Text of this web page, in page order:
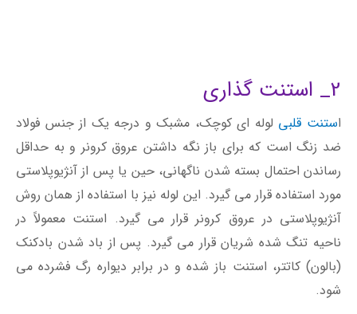
2_ استنت گذاری
استنت قلبی لوله ای کوچک، مشبک و درجه یک از جنس فولاد
ضد زنگ است که برای باز نگه داشتن عروق کرونر و به حداقل
رساندن احتمال بسته شدن ناگهانی، حین یا پس از آنژیوپلاستی
مورد استفاده قرار می گیرد. این لوله نیز با استفاده از همان روش
آنژیوپلاستی در عروق کرونر قرار می گیرد. استنت معمولاً در
ناحیه تنگ شده شریان قرار می گیرد. پس از باد شدن بادکنک
(بالون) کاتتر، استنت باز شده و در برابر دیواره رگ فشرده می
شود.